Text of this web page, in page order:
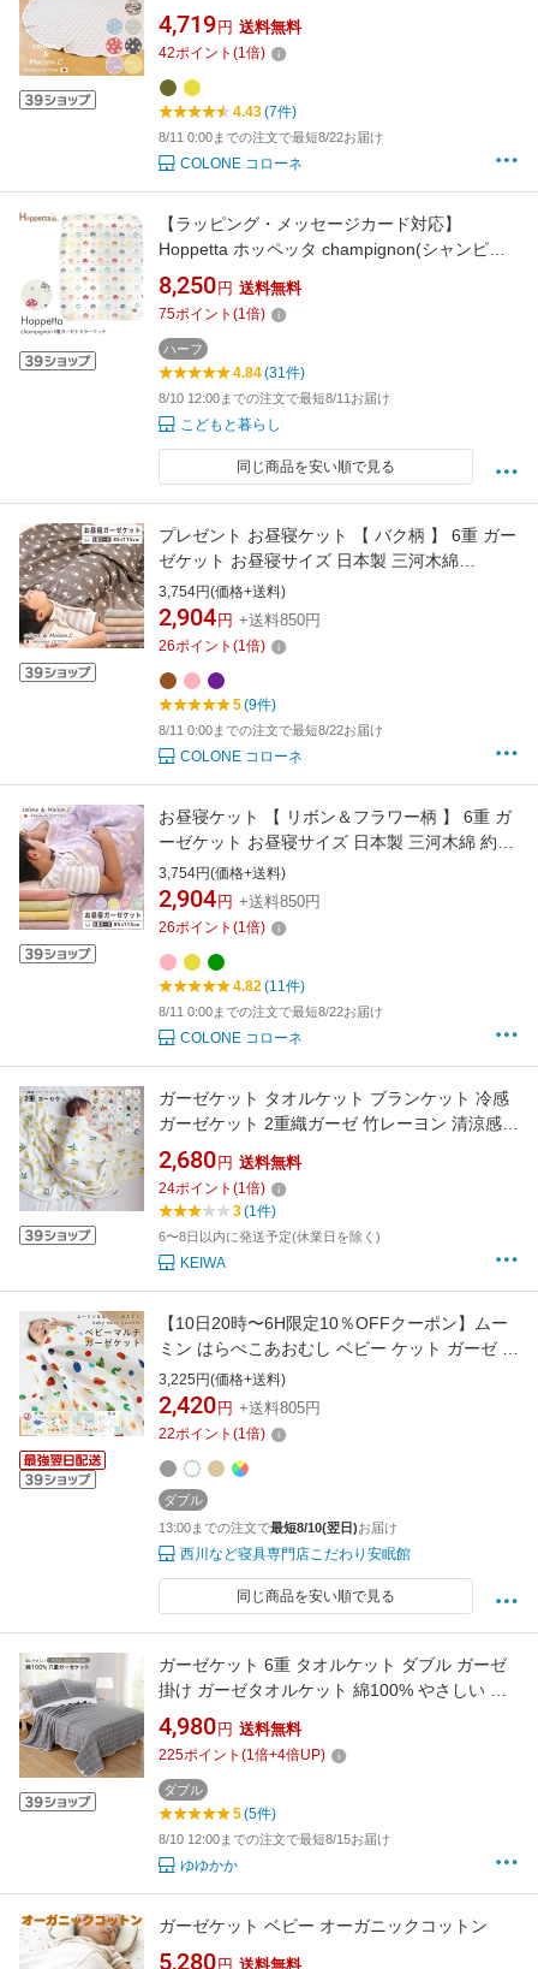
ト ラグ おしゃれ 洗える マルチカバー 円形 ラ
ウンド サークル 円形 タオル インスタ ガーゼケ
ット 140×140cm ふわふわ ベビーケット 涼し
い 冷房対策
4,719 円 送料無料
42ポイント (1倍)
4.43(7件)
8/11 0:00までの注文で最短8/22お届け
COLONE コローネ
【ラッピング・メッセージカード対応】
Hoppetta ホッペッタ champignon(シャンピニ
オン) 6重ガーゼトドラーケット 【ラッピング
対応】 ブランケット ガーゼ 出産祝い Hoppetta
ホッペッタ ケット ギフト
8,250 円 送料無料
75ポイント (1倍)
ハーフ
4.84(31件)
8/10 12:00までの注文で最短8/11お届け
こどもと暮らし
同じ商品を安い順で見る
プレゼント お昼寝ケット 【 バク柄 】 6重 ガー
ゼケット お昼寝サイズ 日本製 三河木綿
85×115cm ベビーケット ブランケット ハーフ
ケット キッズサイズ 膝掛け 肌掛け布団 春 夏
肌掛け 綿毛布 ブランケット さらさら さらっと
3,754円(価格+送料)
2,904 円 +送料850円
26ポイント (1倍)
5(9件)
8/11 0:00までの注文で最短8/22お届け
COLONE コローネ
お昼寝ケット 【 リボン＆フラワー柄 】 6重 ガ
ーゼケット お昼寝サイズ 日本製 三河木綿 約
85×115cm ベビーケット ブランケット ハーフ
ケット キッズサイズ 年中素材 涼しい 冷房対策
夏 肌掛け 綿毛布 ブランケット 膝掛け さらさら
3,754円(価格+送料)
2,904 円 +送料850円
26ポイント (1倍)
4.82(11件)
8/11 0:00までの注文で最短8/22お届け
COLONE コローネ
ガーゼケット タオルケット ブランケット 冷感
ガーゼケット 2重織ガーゼ 竹レーヨン 清涼感
120x120cm 子供用 ベビー用 赤ちゃん 薄手 柔
らかい 吸水性 通気性 軽量 涼しげ 掛け布団 バ
スローブ タオル 夏布団 夏新作 新生児 出産祝い
2,680 円 送料無料
24ポイント (1倍)
3(1件)
6〜8日以内に発送予定(休業日を除く)
KEIWA
【10日20時〜6H限定10％OFFクーポン】ムー
ミン はらぺこあおむし ベビー ケット ガーゼ ガ
ーゼケット マルチ 100×100cm 保育園 お昼寝
ケット 綿100％ 保育所 お出かけ 洗濯機OK ウ
ォッシャブル
3,225円(価格+送料)
2,420 円 +送料805円
22ポイント (1倍)
ダブル
13:00までの注文で最短8/10(翌日)お届け
西川など寝具専門店こだわり安眠館
同じ商品を安い順で見る
ガーゼケット 6重 タオルケット ダブル ガーゼ
掛け ガーゼタオルケット 綿100% やさしい 夏
吸湿 通気 夏快眠 洗える 肌掛け おしゃれ オー
ルシーズン 200×240cm【即納】
4,980 円 送料無料
225ポイント (1倍+4倍UP)
ダブル
5(5件)
8/10 12:00までの注文で最短8/15お届け
ゆゆかか
ガーゼケット ベビー オーガニックコットン
5,280 円 送料無料